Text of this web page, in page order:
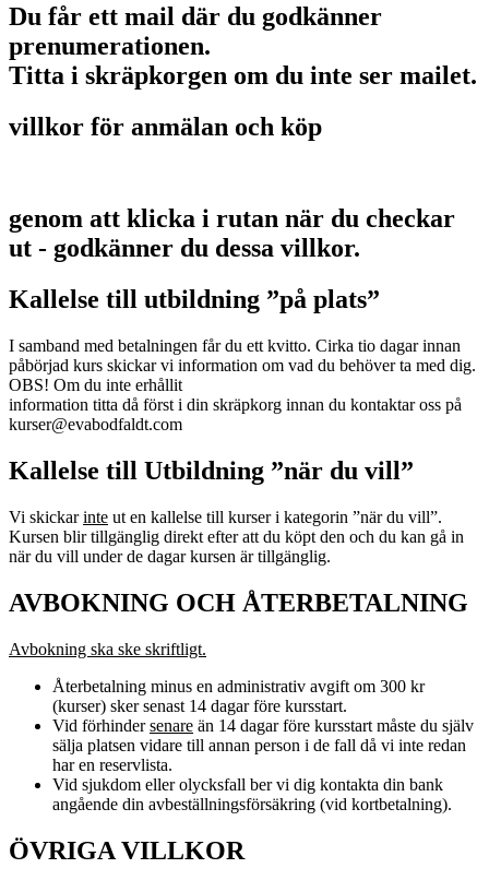
Du får ett mail där du godkänner
prenumerationen.
Titta i skräpkorgen om du inte ser mailet.
villkor för anmälan och köp
genom att klicka i rutan när du checkar
ut - godkänner du dessa villkor.
Kallelse till utbildning ”på plats”
I samband med betalningen får du ett kvitto. Cirka tio dagar innan
påbörjad kurs skickar vi information om vad du behöver ta med dig.
OBS! Om du inte erhållit
information titta då först i din skräpkorg innan du kontaktar oss på
kurser@evabodfaldt.com
Kallelse till Utbildning ”när du vill”
Vi skickarinte ut en kallelse till kurser i kategorin ”när du vill”.
Kursen blir tillgänglig direkt efter att du köpt den och du kan gå in
när du vill under de dagar kursen är tillgänglig.
AVBOKNING OCH ÅTERBETALNING
Avbokning ska ske skriftligt.
Återbetalning minus en administrativ avgift om 300 kr
(kurser) sker senast 14 dagar före kursstart.
Vid förhindersenare än 14 dagar före kursstart måste du själv
sälja platsen vidare till annan person i de fall då vi inte redan
har en reservlista.
Vid sjukdom eller olycksfall ber vi dig kontakta din bank
angående din avbeställningsförsäkring (vid kortbetalning).
ÖVRIGA VILLKOR